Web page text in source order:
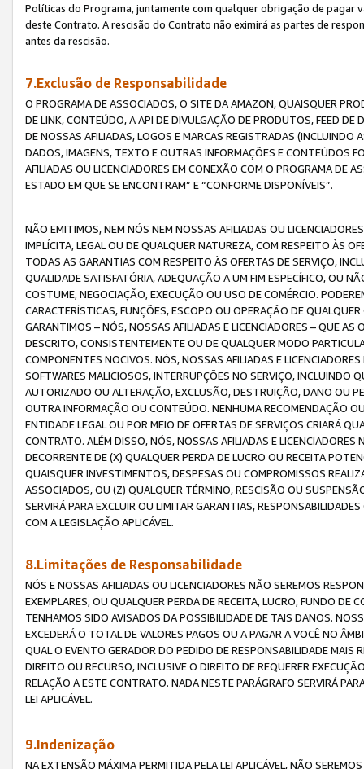
Políticas do Programa, juntamente com qualquer obrigação de
deste Contrato. A rescisão do Contrato não eximirá as partes de
antes da rescisão.
7.Exclusão de Responsabilidade
O PROGRAMA DE ASSOCIADOS, O SITE DA AMAZON, QUAISQUER
DE LINK, CONTEÚDO, A API DE DIVULGAÇÃO DE PRODUTOS, FEED
DE NOSSAS AFILIADAS, LOGOS E MARCAS REGISTRADAS
DADOS, IMAGENS, TEXTO E OUTRAS INFORMAÇÕES E CONTEÚDOS
AFILIADAS OU LICENCIADORES EM CONEXÃO COM O PROGRAMA DE
ESTADO EM QUE SE ENCONTRAM” E “CONFORME DISPONÍVEIS”.
NÃO EMITIMOS, NEM NÓS NEM NOSSAS AFILIADAS OU
IMPLÍCITA, LEGAL OU DE QUALQUER NATUREZA, COM RESPEITO ÀS
TODAS AS GARANTIAS COM RESPEITO ÀS OFERTAS DE SERVIÇO,
QUALIDADE SATISFATÓRIA, ADEQUAÇÃO A UM FIM ESPECÍFICO, OU
COSTUME, NEGOCIAÇÃO, EXECUÇÃO OU USO DE COMÉRCIO.
CARACTERÍSTICAS, FUNÇÕES, ESCOPO OU OPERAÇÃO DE
GARANTIMOS – NÓS, NOSSAS AFILIADAS E LICENCIADORES – QUE
DESCRITO, CONSISTENTEMENTE OU DE QUALQUER MODO
COMPONENTES NOCIVOS. NÓS, NOSSAS AFILIADAS E
SOFTWARES MALICIOSOS, INTERRUPÇÕES NO SERVIÇO, INCLUINDO
AUTORIZADO OU ALTERAÇÃO, EXCLUSÃO, DESTRUIÇÃO, DANO OU
OUTRA INFORMAÇÃO OU CONTEÚDO. NENHUMA RECOMENDAÇÃO
ENTIDADE LEGAL OU POR MEIO DE OFERTAS DE SERVIÇOS CRIARÁ
CONTRATO. ALÉM DISSO, NÓS, NOSSAS AFILIADAS E
DECORRENTE DE (X) QUALQUER PERDA DE LUCRO OU RECEITA
QUAISQUER INVESTIMENTOS, DESPESAS OU COMPROMISSOS
ASSOCIADOS, OU (Z) QUALQUER TÉRMINO, RESCISÃO OU
SERVIRÁ PARA EXCLUIR OU LIMITAR GARANTIAS,
COM A LEGISLAÇÃO APLICÁVEL.
8.Limitações de Responsabilidade
NÓS E NOSSAS AFILIADAS OU LICENCIADORES NÃO SEREMOS
EXEMPLARES, OU QUALQUER PERDA DE RECEITA, LUCRO, FUNDO
TENHAMOS SIDO AVISADOS DA POSSIBILIDADE DE TAIS DANOS.
EXCEDERÁ O TOTAL DE VALORES PAGOS OU A PAGAR A VOCÊ NO
QUAL O EVENTO GERADOR DO PEDIDO DE RESPONSABILIDADE
DIREITO OU RECURSO, INCLUSIVE O DIREITO DE REQUERER
RELAÇÃO A ESTE CONTRATO. NADA NESTE PARÁGRAFO SERVIRÁ
LEI APLICÁVEL.
9.Indenização
NA EXTENSÃO MÁXIMA PERMITIDA PELA LEI APLICÁVEL, NÃO